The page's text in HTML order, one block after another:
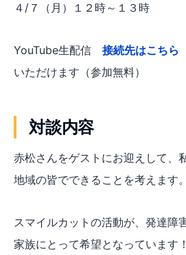
４/７（月）１２時～１３時
YouTube生配信 接続先はこちら
いただけます（参加無料）
対談内容
赤松さんをゲストにお迎えして、
地域の皆でできることを考えます。
スマイルカットの活動が、発達障
家族にとって希望となっています！